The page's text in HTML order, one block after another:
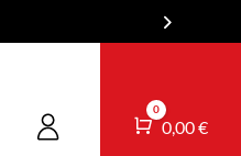
Warenkorb
0
0,00€